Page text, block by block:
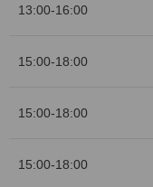
13:00-16:00
15:00-18:00
15:00-18:00
15:00-18:00